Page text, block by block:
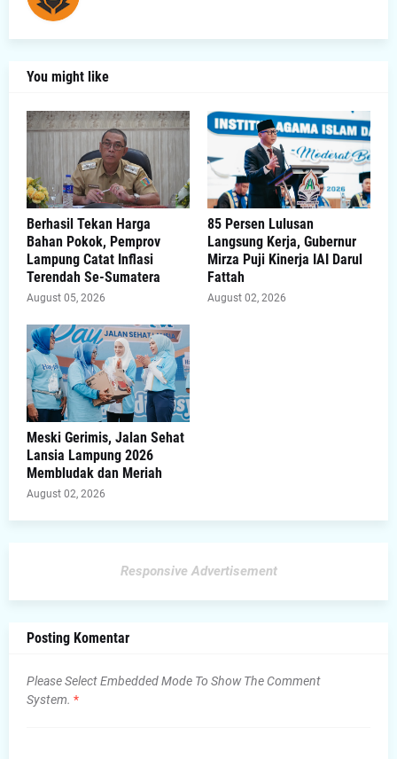
You might like
Berhasil Tekan Harga
Bahan Pokok, Pemprov
Lampung Catat Inflasi
Terendah Se-Sumatera
August 05, 2026
85 Persen Lulusan
Langsung Kerja, Gubernur
Mirza Puji Kinerja IAI Darul
Fattah
August 02, 2026
Meski Gerimis, Jalan Sehat
Lansia Lampung 2026
Membludak dan Meriah
August 02, 2026
Responsive Advertisement
Posting Komentar
Please Select Embedded Mode To Show The Comment
System. *